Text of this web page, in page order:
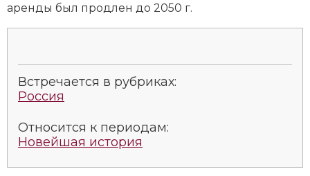
аренды был продлен до 2050 г.
Встречается в рубриках:
Россия
Относится к периодам:
Новейшая история